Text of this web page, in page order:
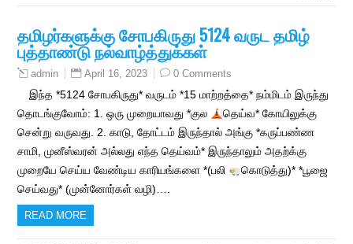
தமிழர்களுக்கு சோபகிருது 5124 வருட தமிழ்
புத்தாண்டு நல்வாழ்த்துக்கள்
admin April 16, 2023 0 Comments
இந்த *5124 சோபகிருது* வருடம் *15 மாற்றத்தை* நம்மிடம் இருந்து
தொடங்குவோம்: 1. ஒரு முறையாவது *குல
தெய்வ* கோயிலுக்கு
சென்று வருவது. 2. காடு, தோட்டம் இருந்தால் அங்கு *கருப்பண்ண
சாமி, முனீஸ்வரன் அல்லது எந்த தெய்வம்* இருந்தாலும் அதற்க்கு
முறையே செய்ய வேண்டிய காரியங்களை *(பலி
கொடுத்து)* *பூஜை
செய்வது* (முன்னோர்கள் வழி)….
READ MORE